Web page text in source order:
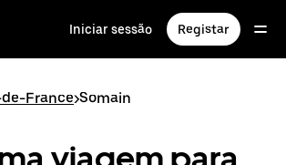
Iniciar sessão Registar
France>Somain